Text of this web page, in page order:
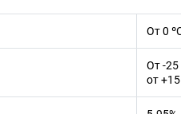
От 0
От -25
от